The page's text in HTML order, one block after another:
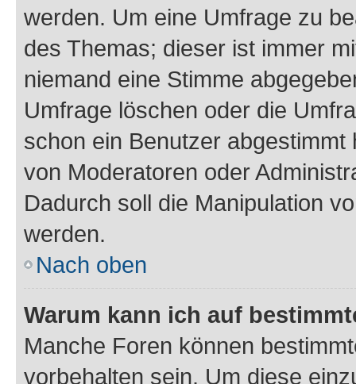
werden. Um eine Umfrage zu
des Themas; dieser ist immer
niemand eine Stimme
Umfrage löschen oder die
schon ein Benutzer
von Moderatoren oder
Dadurch soll die Manipulation
werden.
Nach oben
Warum kann ich auf
Manche Foren können
vorbehalten sein. Um diese